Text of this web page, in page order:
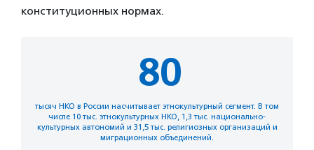
конституционных нормах.
80
тысяч НКО в России насчитывает этнокультурный сегмент. В том
числе 10 тыс. этнокультурных НКО, 1,3 тыс. национально-
культурных автономий и 31,5 тыс. религиозных организаций и
миграционных объединений.